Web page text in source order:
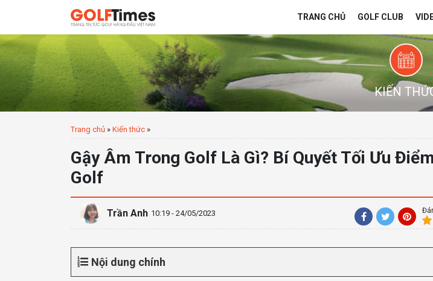
TRANG CHỦ GOLF CLUB
KIẾN
Trang chủ » Kiến thức »
Gậy Âm Trong Golf Là Gì? Bí Quyết Tối Ưu
Golf
Trần Anh 10:19 - 24/05/2023
Nội dung chính